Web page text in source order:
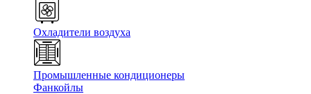
Охладители воздуха
Промышленные кондиционеры
Фанкойлы